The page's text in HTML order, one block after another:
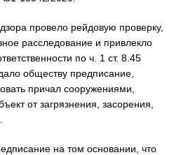
провело рейдовую проверку,
расследование и привлекло
по ч. 1 ст. 8.45
обществу предписание,
причал сооружениями,
от загрязнения, засорения,
на том основании, что